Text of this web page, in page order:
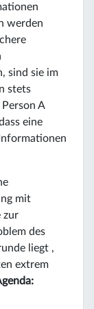
werden
sind sie im
stets
A
eine
mit
zur
des
liegt ,
extrem